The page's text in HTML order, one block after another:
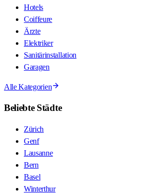
Hotels
Coiffeure
Ärzte
Elektriker
Sanitärinstallation
Garagen
Alle Kategorien
Beliebte Städte
Zürich
Genf
Lausanne
Bern
Basel
Winterthur